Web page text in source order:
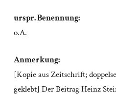
urspr. Benennung:
o.A.
Anmerkung:
[Kopie aus Zeitschrift;
geklebt] Der Beitrag Heinz